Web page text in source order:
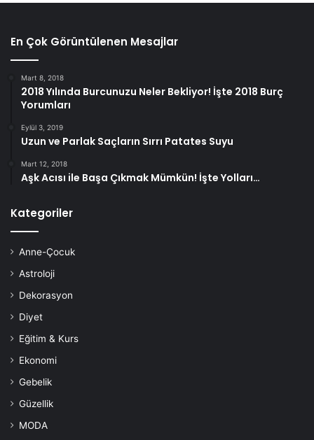
En Çok Görüntülenen Mesajlar
Mart 8, 2018
2018 Yılında Burcunuzu Neler Bekliyor! İşte 2018 Burç
Yorumları
Eylül 3, 2019
Uzun ve Parlak Saçların Sırrı Patates Suyu
Mart 12, 2018
Aşk Acısı ile Başa Çıkmak Mümkün! İşte Yolları…
Kategoriler
Anne-Çocuk
Astroloji
Dekorasyon
Diyet
Eğitim & Kurs
Ekonomi
Gebelik
Güzellik
MODA